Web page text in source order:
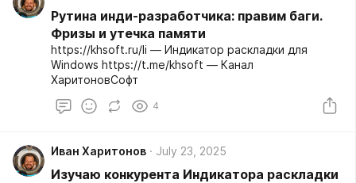
Рутина инди-разработчика: правим баги.
Фризы и утечка памяти
https://khsoft.ru/li — Индикатор раскладки для
Windows https://t.me/khsoft — Канал
ХаритоновСофт
4
Иван Харитонов July 23, 2025
Изучаю конкурента Индикатора раскладки